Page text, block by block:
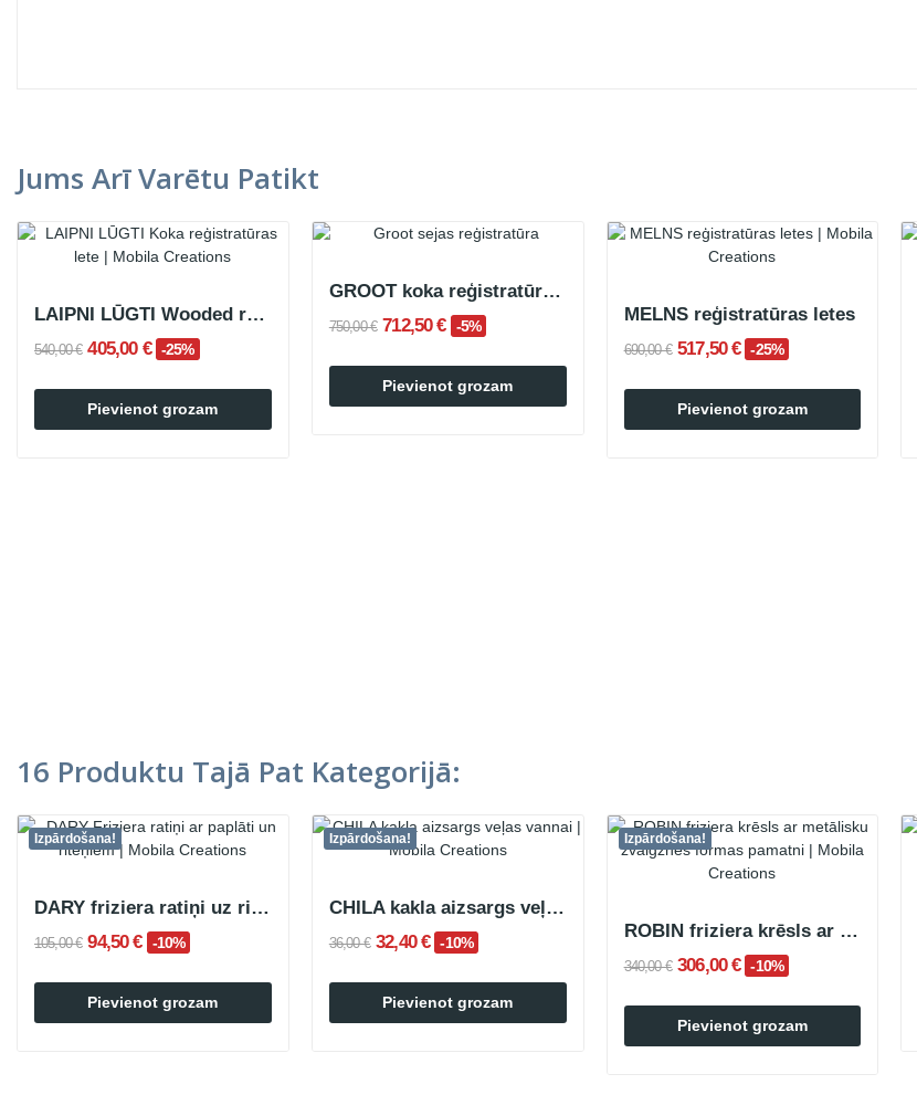
Jums Arī Varētu Patikt
LAIPNI LŪGTI Wooded reģistratūras lete
540,00 € 405,00 € -25%
Pievienot grozam
GROOT koka reģistratūras lete
750,00 € 712,50 € -5%
Pievienot grozam
MELNS reģistratūras letes
690,00 € 517,50 € -25%
Pievienot grozam
16 Produktu Tajā Pat Kategorijā:
Izpārdošana!
DARY friziera ratiņi uz riteņiem ar melnu paplāti
105,00 € 94,50 € -10%
Pievienot grozam
Izpārdošana!
CHILA kakla aizsargs veļas vannai
36,00 € 32,40 € -10%
Pievienot grozam
Izpārdošana!
ROBIN friziera krēsls ar metālisku zvaigznes...
340,00 € 306,00 € -10%
Pievienot grozam